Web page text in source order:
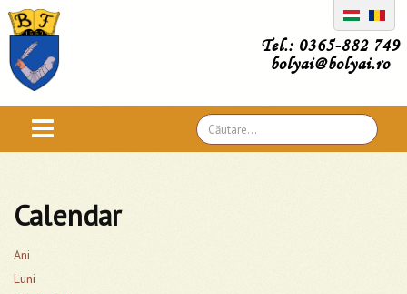
Tel.: 0365-882 749
bolyai@bolyai.ro
Căutare
...
Calendar
Ani
Luni